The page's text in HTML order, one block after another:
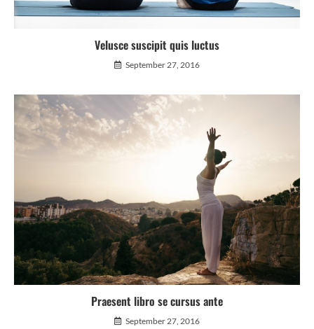
Velusce suscipit quis luctus
September 27, 2016
Praesent libro se cursus ante
September 27, 2016